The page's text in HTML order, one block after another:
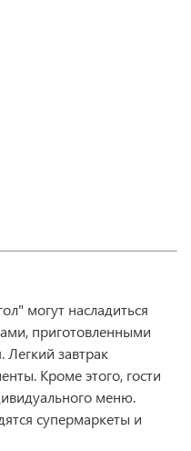
могут насладиться
приготовленными
завтрак
Кроме этого, гости
меню.
супермаркеты и